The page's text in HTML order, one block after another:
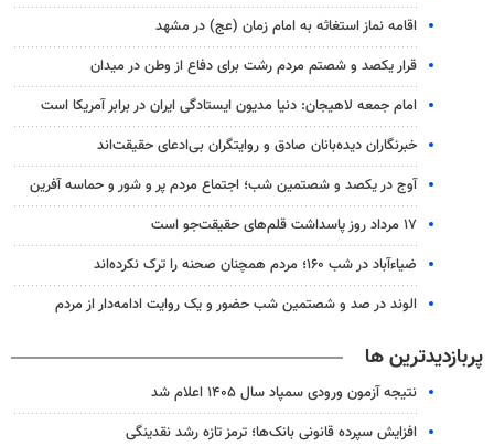
اقامه نماز استغاثه به امام زمان (عج) در مشهد
قرار یکصد و شصتم مردم رشت برای دفاع از وطن در میدان
امام جمعه لاهیجان: دنیا مدیون ایستادگی ایران در برابر آمریکا است
خبرنگاران دیده‌بانان صادق و روایتگران بی‌ادعای حقیقت‌اند
آوج در یکصد و شصتمین شب؛ اجتماع مردم پر و شور و حماسه آفرین
۱۷ مرداد روز پاسداشت قلم‌های حقیقت‌جو است
ضیاء‌آباد در شب ۱۶۰؛ مردم همچنان صحنه را ترک نکرده‌اند
الوند در صد و شصتمین شب حضور و یک روایت ادامه‌دار از مردم
پربازدیدترین ها
نتیجه آزمون ورودی سمپاد سال ۱۴۰۵ اعلام شد
افزایش سپرده قانونی بانک‌ها؛ ترمز تازه رشد نقدینگی